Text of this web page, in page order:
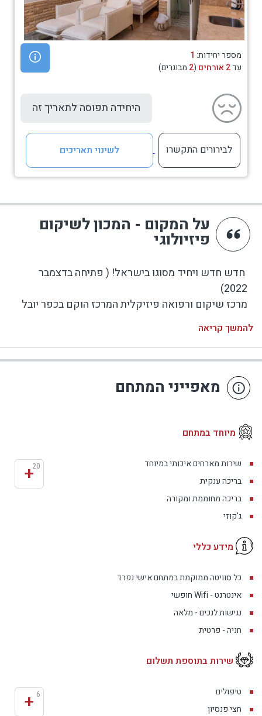
מספר יחידות: 1
עד2 אורחים (
2 מבוגרים)
היחידה תפוסה לתאריך זה
לבירורים התקשרו לשינוי תאריכים
על המקום - המכון לשיקום
פיזיולוגי
חדש חדש ויחיד מסוגו בישראל! ( פתיחה בדצמבר
2022)
מרכז שיקום ורפואה פיזיקלית המרכז הוקם בכפר יובל
אשר הקים את המרכז שיקום שלו בפיזה שבאיטליה
בשנת 1989 והצלחתו ידועה בעולם, המכון של פרופסור
החדש שהגיע לישראל נמצא בישוב פסטורלי באצבע
הגליל , תפיסת העולם של המרכז אשר שוכן במלון
לנופש ובריאות יחד מקבלים סדרת טיפולים לתקופה
על בסיס פנסיון מלא במסעדת המלון.
להמשך קריאה
מאפייני המתחם
מיוחד במתחם
שירות מארחים איכותי במיוחד
בריכה ענקית
בריכה מחוממת ומקורה
ג'קוזי
+20
מידע כללי
כל סוויטה ממוקמת במתחם אישי נפרד
אינטרנט - Wifi חופשי
נגישות לנכים - מלאה
חניה - פרטית
שירות בתוספת תשלום
טיפולים
חצי פנסיון
+ 6